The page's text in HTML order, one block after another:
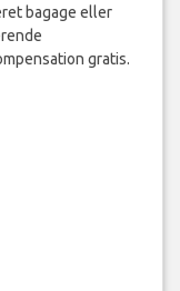
bagage eller
gratis.